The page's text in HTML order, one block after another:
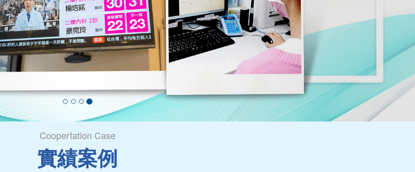
Coopertation Case
實績案例